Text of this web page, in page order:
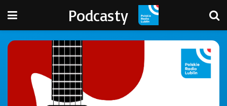
Podcasty